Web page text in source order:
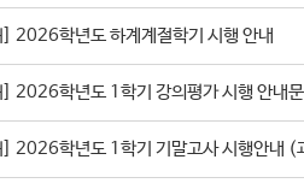
] 2026학년도 하계계절학기 시행 안내